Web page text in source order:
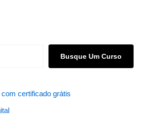
Busque Um Curso
certificado grátis